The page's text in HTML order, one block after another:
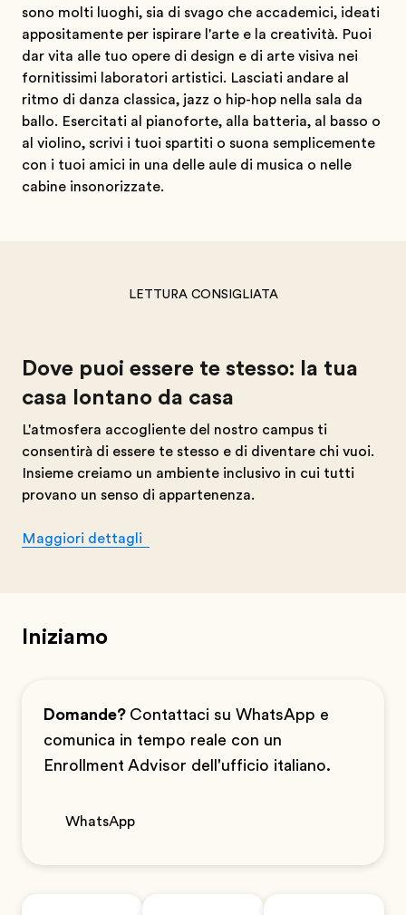
sono molti luoghi, sia di svago che accademici, ideati
appositamente per ispirare l'arte e la creatività. Puoi
dar vita alle tuo opere di design e di arte visiva nei
fornitissimi laboratori artistici. Lasciati andare al
ritmo di danza classica, jazz o hip-hop nella sala da
ballo. Esercitati al pianoforte, alla batteria, al basso o
al violino, scrivi i tuoi spartiti o suona semplicemente
con i tuoi amici in una delle aule di musica o nelle
cabine insonorizzate.
LETTURA CONSIGLIATA
Dove puoi essere te stesso: la tua
casa lontano da casa
L'atmosfera accogliente del nostro campus ti
consentirà di essere te stesso e di diventare chi vuoi.
Insieme creiamo un ambiente inclusivo in cui tutti
provano un senso di appartenenza.
Maggiori dettagli
Iniziamo
Domande? Contattaci su WhatsApp e
comunica in tempo reale con un
Enrollment Advisor dell'ufficio italiano.
WhatsApp